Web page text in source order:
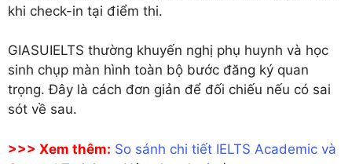
khi check-in tại điểm thi.
GIASUIELTS thường khuyến nghị phụ huynh và học
sinh chụp màn hình toàn bộ bước đăng ký quan
trọng. Đây là cách đơn giản để đối chiếu nếu có sai
sót về sau.
>>> Xem thêm: So sánh chi tiết IELTS Academic và